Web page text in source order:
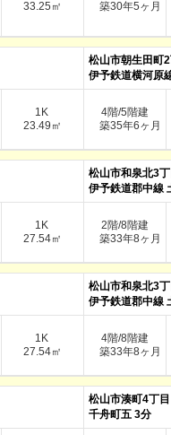
33.25㎡
築30年5ヶ月
松山市朝生田町2
伊予鉄道横河原
1K
23.49㎡
4階/5階建
築35年6ヶ月
松山市和泉北3丁
伊予鉄道郡中線
1K
27.54㎡
2階/8階建
築33年8ヶ月
松山市和泉北3丁
伊予鉄道郡中線
1K
27.54㎡
4階/8階建
築33年8ヶ月
松山市湊町4丁目
千舟町五 3分